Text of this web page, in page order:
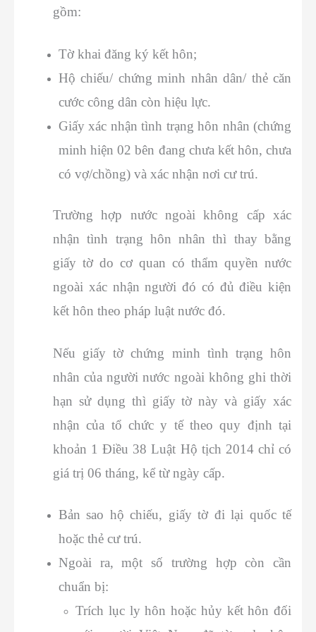
gồm:
Tờ khai đăng ký kết hôn;
Hộ chiếu/ chứng minh nhân dân/ thẻ căn
cước công dân còn hiệu lực.
Giấy xác nhận tình trạng hôn nhân (chứng
minh hiện 02 bên đang chưa kết hôn, chưa
có vợ/chồng) và xác nhận nơi cư trú.
Trường hợp nước ngoài không cấp xác
nhận tình trạng hôn nhân thì thay bằng
giấy tờ do cơ quan có thẩm quyền nước
ngoài xác nhận người đó có đủ điều kiện
kết hôn theo pháp luật nước đó.
Nếu giấy tờ chứng minh tình trạng hôn
nhân của người nước ngoài không ghi thời
hạn sử dụng thì giấy tờ này và giấy xác
nhận của tổ chức y tế theo quy định tại
khoản 1 Điều 38 Luật Hộ tịch 2014 chỉ có
giá trị 06 tháng, kể từ ngày cấp.
Bản sao hộ chiếu, giấy tờ đi lại quốc tế
hoặc thẻ cư trú.
Ngoài ra, một số trường hợp còn cần
chuẩn bị:
Trích lục ly hôn hoặc hủy kết hôn đối